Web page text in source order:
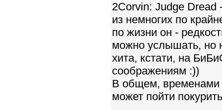
2Corvin: Judge Dread
из немногих по
по жизни он -
можно услышать, но
хита, кстати, на
соображениям :))
В общем, временами
может пойти